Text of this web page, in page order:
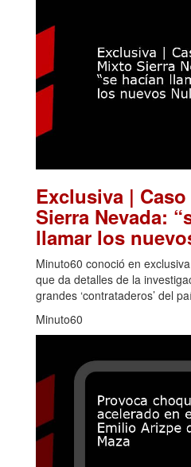
Exclusiva |
Sierra Nevada:
llamar los
Minuto60 conoció en
que da detalles de la
grandes ‘contrataderos’ del
Minuto60